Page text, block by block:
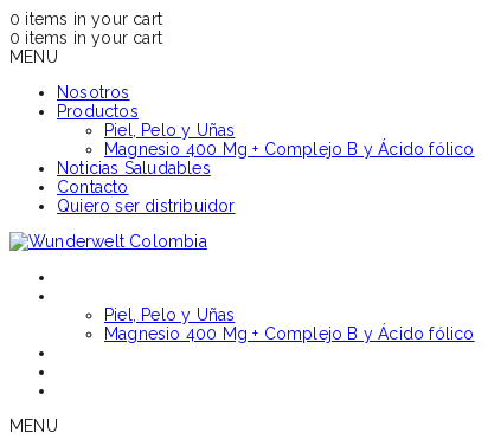
0 items in your cart
0 items in your cart
MENU
Nosotros
Productos
Piel, Pelo y Uñas
Magnesio 400 Mg + Complejo B y Ácido fólico
Noticias Saludables
Contacto
Quiero ser distribuidor
Piel, Pelo y Uñas
Magnesio 400 Mg + Complejo B y Ácido fólico
MENU